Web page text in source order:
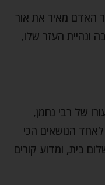
האדם מאיר את אור
ונהיית העזר שלו,
של רבי נחמן,
הנושאים הכי
בית, ומדוע קורים